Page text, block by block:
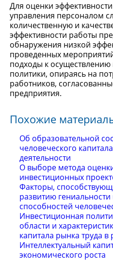
Для оценки
управления персоналом
количественную и
эффективности работы
обнаружения низкой
проведенных
подходы к
политики, опираясь на
работников,
предприятия.
Похожие
Об образовательной
человеческого
деятельности
О выборе метода
инвестиционных
Факторы,
развитию гениальности
способностей
Инвестиционная
области и
капитала рынка труда в
Интеллектуальный
экономического роста